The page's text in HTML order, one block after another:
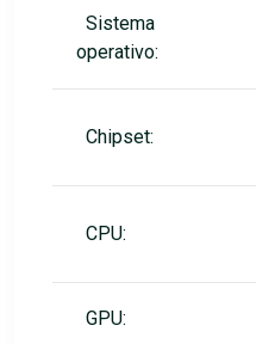
Sistema
operativo:
Chipset:
CPU:
GPU: